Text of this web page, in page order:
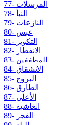
77- المرسلات
78- النبأ
79- النازعات
80- عبس
81- التكوير
82- الانفطار
83- المطففين
84- الانشقاق
85- البروج
86- الطارق
87- الأعلى
88- الغاشية
89- الفجر